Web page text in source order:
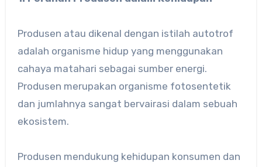
Produsen atau dikenal dengan istilah autotrof
adalah organisme hidup yang menggunakan
cahaya matahari sebagai sumber energi.
Produsen merupakan organisme fotosentetik
dan jumlahnya sangat bervairasi dalam sebuah
ekosistem.
Produsen mendukung kehidupan konsumen dan